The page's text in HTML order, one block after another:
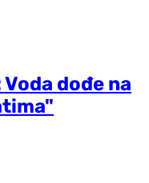
dođe na